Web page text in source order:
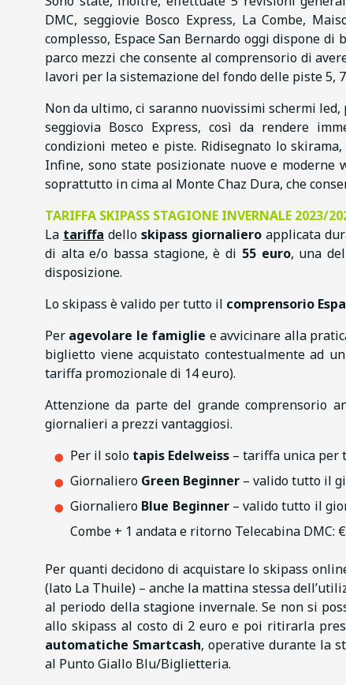
DMC, seggiovie Bosco Express, La Combe,
complesso, Espace San Bernardo oggi dispone
parco mezzi che consente al comprensorio di
lavori per la sistemazione del fondo delle piste 5,
Non da ultimo, ci saranno nuovissimi schermi
seggiovia Bosco Express, così da rendere
condizioni meteo e piste. Ridisegnato lo
Infine, sono state posizionate nuove e moderne
soprattutto in cima al Monte Chaz Dura, che
TARIFFA SKIPASS STAGIONE INVERNALE 2023/
La tariffa delloskipass giornaliero applicata
di alta e/o bassa stagione, è di 55 euro, una
disposizione.
Lo skipass è valido per tutto il comprensorio
Per agevolare le famiglie e avvicinare alla
biglietto viene acquistato contestualmente ad
tariffa promozionale di 14 euro).
Attenzione da parte del grande comprensorio
giornalieri a prezzi vantaggiosi.
Per il solo tapis Edelweiss – tariffa unica per
Giornaliero Green Beginner – valido tutto il
Giornaliero Blue Beginner– valido tutto il
Combe + 1 andata e ritorno Telecabina DMC:
Per quanti decidono di acquistare lo skipass
(lato La Thuile) – anche la mattina stessa
al periodo della stagione invernale. Se non si
allo skipass al costo di 2 euro e poi ritirarla
automatiche Smartcash, operative durante la
al Punto Giallo Blu/Biglietteria.